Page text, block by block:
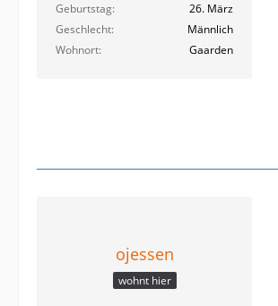
Geburtstag
26. März
Geschlecht
Männlich
Wohnort
Gaarden
ojessen
wohnt hier